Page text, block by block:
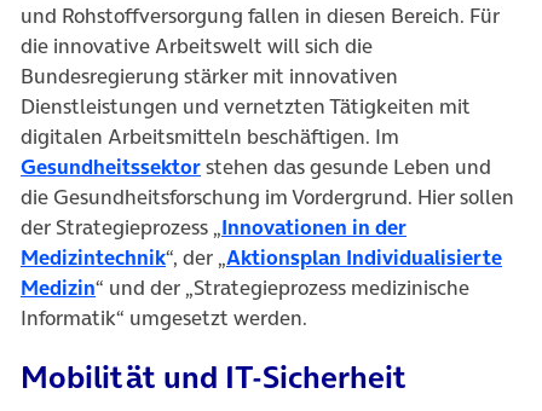
und Rohstoffversorgung fallen in diesen Bereich. Für
die innovative Arbeitswelt will sich die
Bundesregierung stärker mit innovativen
Dienstleistungen und vernetzten Tätigkeiten mit
digitalen Arbeitsmitteln beschäftigen. Im
Gesundheitssektorstehen das gesunde Leben und
die Gesundheitsforschung im Vordergrund. Hier sollen
der Strategieprozess „Innovationen in der
Medizintechnik“, der „Aktionsplan Individualisierte
Medizin“ und der „Strategieprozess medizinische
Informatik“ umgesetzt werden.
Mobilität und IT-Sicherheit